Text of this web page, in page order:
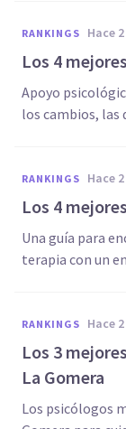
RANKINGS hace
Los 4
Apoyo
los cambios, las
RANKINGS hace
Los 4
Una guía para
terapia con un
RANKINGS hace
Los 3
La Gomera
Los psicólogos